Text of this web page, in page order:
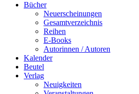
Bücher
Neuerscheinungen
Gesamtverzeichnis
Reihen
E-Books
Autorinnen / Autoren
Kalender
Beutel
Verlag
Neuigkeiten